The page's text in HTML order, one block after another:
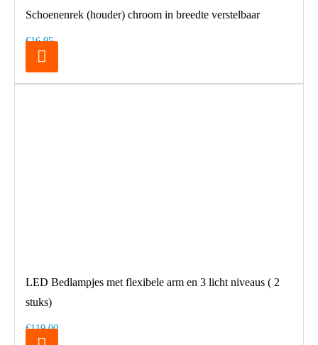
Schoenenrek (houder) chroom in breedte verstelbaar
€16,95
LED Bedlampjes met flexibele arm en 3 licht niveaus ( 2
stuks)
€119,00